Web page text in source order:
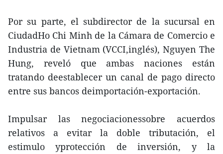
Por su parte, el subdirector de la sucursal en
CiudadHo Chi Minh de la Cámara de Comercio e
Industria de Vietnam (VCCI,inglés), Nguyen The
Hung, reveló que ambas naciones están
tratando deestablecer un canal de pago directo
entre sus bancos deimportación-exportación.
Impulsar las negociacionessobre acuerdos
relativos a evitar la doble tributación, el
estimulo yprotección de inversión, y la